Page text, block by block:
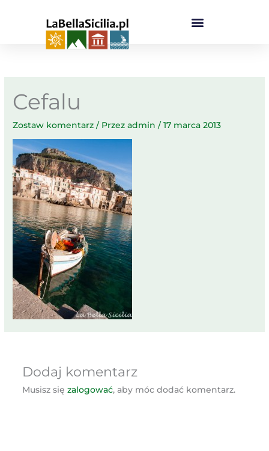
Cefalu
Zostaw komentarz / Przezadmin/17 marca 2013
Dodaj komentarz
Musisz się zalogować, aby móc dodać komentarz.